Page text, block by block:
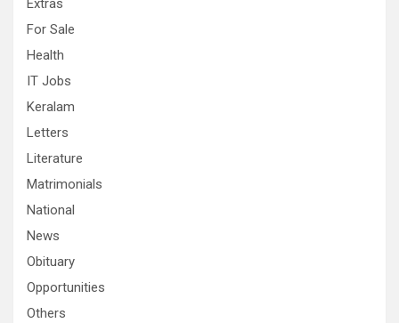
Extras
For Sale
Health
IT Jobs
Keralam
Letters
Literature
Matrimonials
National
News
Obituary
Opportunities
Others